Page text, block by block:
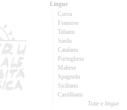
Lingue
Corsu
Francese
Talianu
Sardu
Catalanu
Purtughese
Maltese
Spagnolu
Sicilianu
Castillianu
Tutte e lingue